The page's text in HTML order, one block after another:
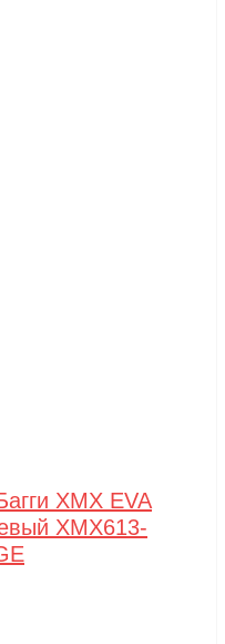
XMX EVA
XMX613-